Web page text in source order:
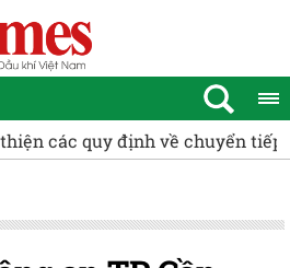
chia cùng nạn nhân chất độc